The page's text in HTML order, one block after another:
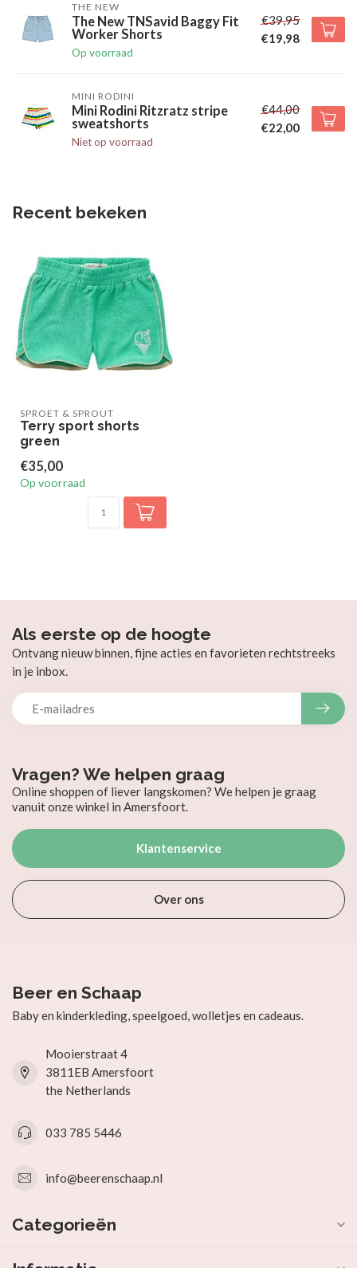
THE NEW
The New TNSavid Baggy Fit
Worker Shorts
Op voorraad
€39,95
€19,98
MINI RODINI
Mini Rodini Ritzratz stripe
sweatshorts
Niet op voorraad
€44,00
€22,00
Recent bekeken
SPROET & SPROUT
Terry sport shorts
green
€35,00
Op voorraad
Vragen? We helpen graag
Online shoppen of liever langskomen? We helpen je graag
vanuit onze winkel in Amersfoort.
Klantenservice
Over ons
Als eerste op de hoogte
Ontvang nieuw binnen, fijne acties en favorieten rechtstreeks
in je inbox.
Beer en Schaap
Baby en kinderkleding, speelgoed, wolletjes en cadeaus.
Mooierstraat 4
3811EB Amersfoort
the Netherlands
033 785 5446
info@beerenschaap.nl
Categorieën